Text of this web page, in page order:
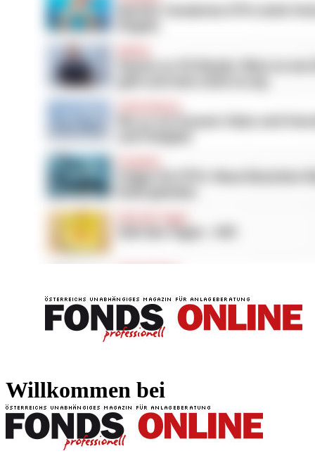
Willkommen bei